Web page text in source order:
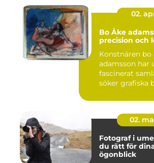
02.
Bo Åke adamsson
precision och
Konstnären bo
adamsson har
fascinerat
söker grafiska
02.
Fotograf i umeå så
du rätt för
ögonblick